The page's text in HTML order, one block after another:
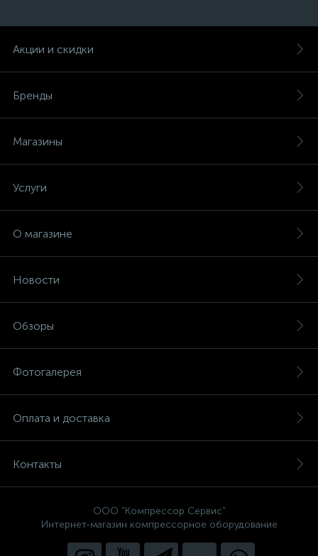
Акции и скидки
Бренды
Магазины
Услуги
О магазине
Новости
Обзоры
Фотогалерея
Оплата и доставка
Контакты
ООО "Компрессор Сервис"
Интернет-магазин компрессорное оборудование